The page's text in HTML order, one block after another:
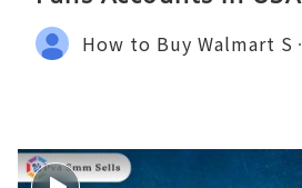
How to Buy Walmart S